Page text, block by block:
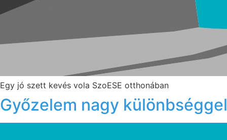
Egy jó szett kevés vola SzoESE otthonában
Győzelem nagy különbséggel